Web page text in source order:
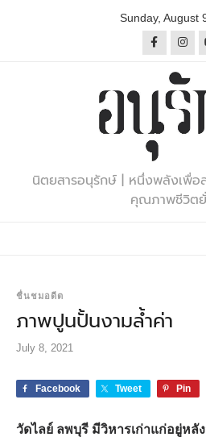
Sunday, August
นิตยสารอนุรักษ์ | หนึ่งพลังเพื่อ
คุณภาพชีวิต
ชื่นชมอดีต
ภาพปูนปั้นงามล้ำค่า
July 8, 2021
Facebook Tweet Pin
วัดไลย์ ลพบุรี มีวิหารเก่าแก่อยู่ห